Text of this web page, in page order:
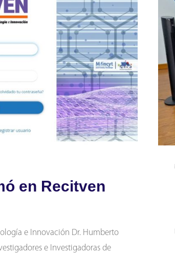
en Recitven
e Innovación Dr. Humberto
e Investigadoras de